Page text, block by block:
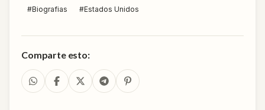
#Biografias #Estados Unidos
Comparte esto: